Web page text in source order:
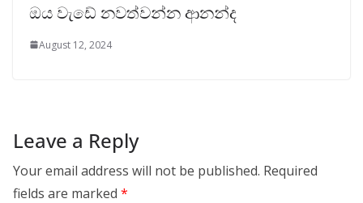
ඔය වැඩේ නවත්වන්න ආනන්ද
August 12, 2024
Leave a Reply
Your email address will not be published. Required
fields are marked *